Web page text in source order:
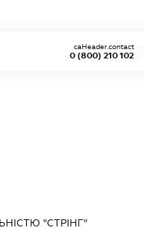
0 (800) 210 102
caHeader.contact
"СТРІНГ"